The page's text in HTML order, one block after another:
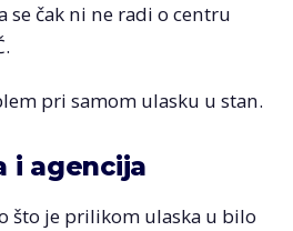
se čak ni ne radi o centru
pri samom ulasku u stan.
i agencija
što je prilikom ulaska u bilo